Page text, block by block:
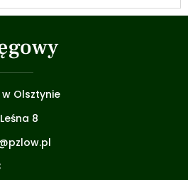
Olsztynie
8